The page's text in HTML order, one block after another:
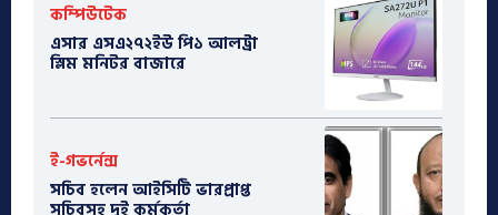
কম্পিউটেক
এসার এসএ২৭২ইউ পি১ আলট্রা
স্লিম মনিটর বাজারে
ই-গভর্নেন্স
সচিব হলেন আইসিটি ভারপ্রাপ্ত